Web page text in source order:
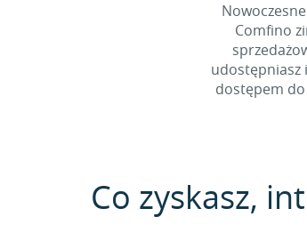
Comfino
udostępniasz
dostępem do
Co zyskasz,